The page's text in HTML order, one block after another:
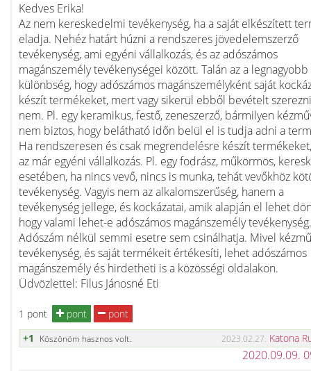
Kedves Erika!
Az nem kereskedelmi tevékenység, ha a saját elkészített
eladja. Nehéz határt húzni a rendszeres jövedelemszerző
tevékenység, ami egyéni vállalkozás, és az adószámos
magánszemély tevékenységei között. Talán az a legnagyobb
különbség, hogy adószámos magánszemélyként saját
készít termékeket, mert vagy sikerül ebből bevételt
nem. Pl. egy keramikus, festő, zeneszerző, bármilyen
nem biztos, hogy belátható időn belül el is tudja adni a
Ha rendszeresen és csak megrendelésre készít
az már egyéni vállalkozás. Pl. egy fodrász, műkörmös,
esetében, ha nincs vevő, nincs is munka, tehát vevőkhöz
tevékenység. Vagyis nem az alkalomszerűség, hanem a
tevékenység jellege, és kockázatai, amik alapján el lehet
hogy valami lehet-e adószámos magánszemély tevékenység.
Adószám nélkül semmi esetre sem csinálhatja. Mivel
tevékenység, és saját termékeit értékesíti, lehet adószámos
magánszemély és hirdetheti is a közösségi oldalakon.
Üdvözlettel: Filus Jánosné Eti
1 pont pont
pont
+1
Köszönöm hasznos volt. 2023.02.27. Katona
2020.09.09.